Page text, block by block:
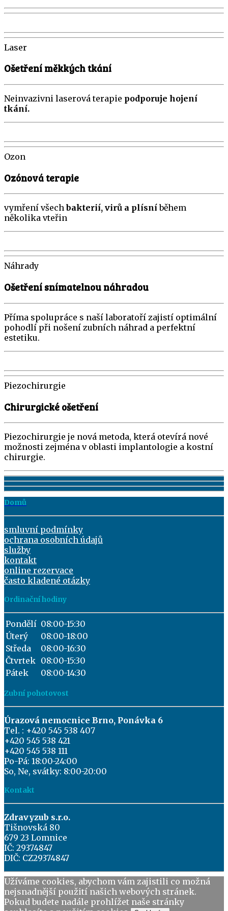
Laser
Ošetření měkkých tkání
Neinvazivni laserová terapie podporuje hojení
tkání.
Ozon
Ozónová terapie
vymření všechbakterií, virů a plísníběhem
několika vteřin
Náhrady
Ošetření snímatelnou náhradou
Příma spolupráce s naší laboratoří zajistí optimální
pohodlí při nošení zubních náhrad a perfektní
estetiku.
Piezochirurgie
Chirurgické ošetření
Piezochirurgie je nová metoda, která otevírá nové
možnosti zejména v oblasti implantologie a kostní
chirurgie.
Domů
smluvní podmínky
ochrana osobních údajů
služby
kontakt
online rezervace
často kladené otázky
Ordinační hodiny
Pondělí 08:00-15:30
Úterý
08:00-18:00
Středa
08:00-16:30
Čtvrtek 08:00-15:30
Pátek
08:00-14:30
Zubní pohotovost
Úrazová nemocnice Brno, Ponávka 6
Tel. : +420 545 538 407
+420 545 538 421
+420 545 538 111
Po-Pá: 18:00-24:00
So, Ne, svátky: 8:00-20:00
Kontakt
Zdravyzub s.r.o.
Tišnovská 80
679 23 Lomnice
IČ: 29374847
DIČ: CZ29374847
Užíváme cookies, abychom vám zajistili co možná
nejsnadnější použití našich webových stránek.
Pokud budete nadále prohlížet naše stránky